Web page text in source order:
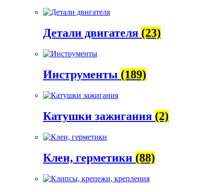
Детали двигателя (23)
Инструменты (189)
Катушки зажигания (2)
Клеи, герметики (88)